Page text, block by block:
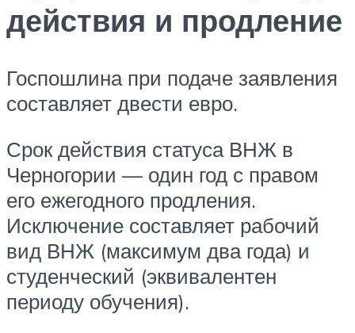
действия и продление
Госпошлина при подаче заявления
составляет двести евро.
Срок действия статуса ВНЖ в
Черногории — один год с правом
его ежегодного продления.
Исключение составляет рабочий
вид ВНЖ (максимум два года) и
студенческий (эквивалентен
периоду обучения).